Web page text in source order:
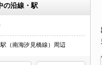
の沿線・駅
（南海汐見橋線）周辺